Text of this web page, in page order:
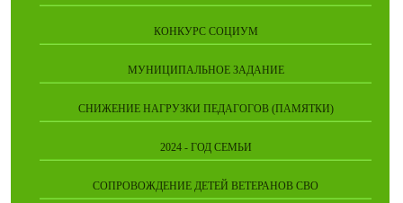
КОНКУРС СОЦИУМ
МУНИЦИПАЛЬНОЕ ЗАДАНИЕ
СНИЖЕНИЕ НАГРУЗКИ ПЕДАГОГОВ (ПАМЯТКИ)
2024 - ГОД СЕМЬИ
СОПРОВОЖДЕНИЕ ДЕТЕЙ ВЕТЕРАНОВ СВО